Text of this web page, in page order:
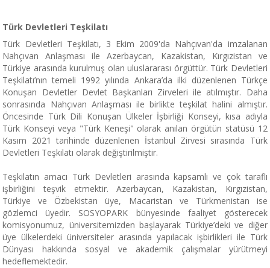
Türk Devletleri Teşkilatı
Türk Devletleri Teşkilatı, 3 Ekim 2009'da Nahçıvan'da imzalanan
Nahçıvan Anlaşması ile Azerbaycan, Kazakistan, Kırgızistan ve
Türkiye arasında kurulmuş olan uluslararası örgüttür. Türk Devletleri
Teşkilatı’nın temeli 1992 yılında Ankara’da ilki düzenlenen Türkçe
Konuşan Devletler Devlet Başkanları Zirveleri ile atılmıştır. Daha
sonrasında Nahçıvan Anlaşması ile birlikte teşkilat halini almıştır.
Öncesinde Türk Dili Konuşan Ülkeler İşbirliği Konseyi, kısa adıyla
Türk Konseyi veya "Türk Keneşi" olarak anılan örgütün statüsü 12
Kasım 2021 tarihinde düzenlenen İstanbul Zirvesi sırasında Türk
Devletleri Teşkilatı olarak değiştirilmiştir.
Teşkilatın amacı Türk Devletleri arasında kapsamlı ve çok taraflı
işbirliğini teşvik etmektir. Azerbaycan, Kazakistan, Kırgızistan,
Türkiye ve Özbekistan üye, Macaristan ve Türkmenistan ise
gözlemci üyedir. SOSYOPARK bünyesinde faaliyet gösterecek
komisyonumuz, üniversitemizden başlayarak Türkiye’deki ve diğer
üye ülkelerdeki üniversiteler arasında yapılacak işbirlikleri ile Türk
Dünyası hakkında sosyal ve akademik çalışmalar yürütmeyi
hedeflemektedir.